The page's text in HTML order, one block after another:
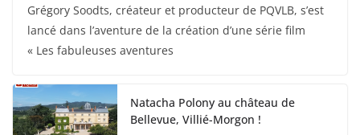
Grégory Soodts, créateur et producteur de PQVLB, s’est
lancé dans l’aventure de la création d’une série film
« Les fabuleuses aventures
Natacha Polony au château de
Bellevue, Villié-Morgon !